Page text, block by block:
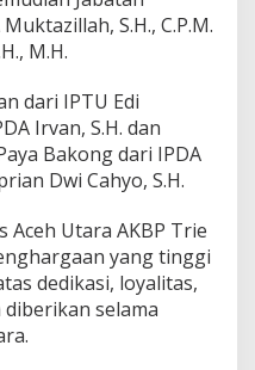
S.H., C.P.M.
M.H.
dari IPTU Edi
Irvan, S.H. dan
Bakong dari IPDA
Dwi Cahyo, S.H.
Aceh Utara AKBP Trie
yang tinggi
dedikasi, loyalitas,
selama